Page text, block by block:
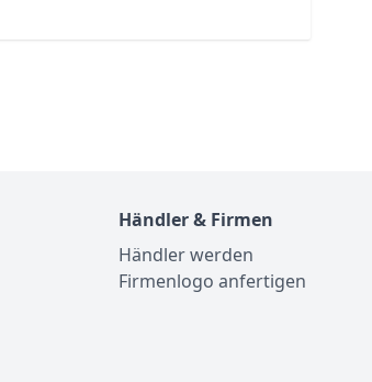
Händler & Firmen
Händler werden
Firmenlogo anfertigen